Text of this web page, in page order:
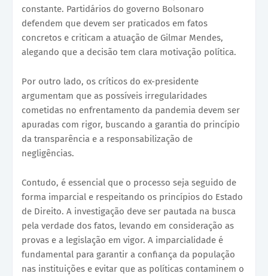
constante. Partidários do governo Bolsonaro
defendem que devem ser praticados em fatos
concretos e criticam a atuação de Gilmar Mendes,
alegando que a decisão tem clara motivação política.
Por outro lado, os críticos do ex-presidente
argumentam que as possíveis irregularidades
cometidas no enfrentamento da pandemia devem ser
apuradas com rigor, buscando a garantia do princípio
da transparência e a responsabilização de
negligências.
Contudo, é essencial que o processo seja seguido de
forma imparcial e respeitando os princípios do Estado
de Direito. A investigação deve ser pautada na busca
pela verdade dos fatos, levando em consideração as
provas e a legislação em vigor. A imparcialidade é
fundamental para garantir a confiança da população
nas instituições e evitar que as políticas contaminem o